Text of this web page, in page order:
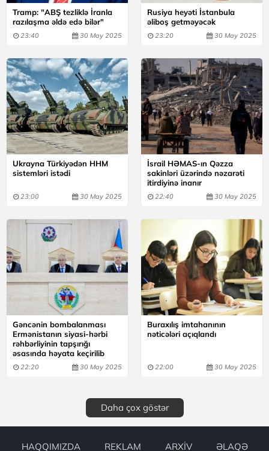
Tramp: "ABŞ tezliklə İranla
razılaşma əldə edə bilər"
23:40 30 May 2025
Rusiya heyəti İstanbula
əliboş getməyəcək
23:20 30 May 2025
Ukrayna Türkiyədən HHM
sistemləri istədi
23:00 30 May 2025
İsrail HƏMAS-ın Qəzza
sakinləri üzərində nəzarəti
itirdiyinə inanır
22:40 30 May 2025
Gəncənin bombalanması
Ermənistanın siyasi-hərbi
rəhbərliyinin tapşırığı
əsasında həyata keçirilib
22:20 30 May 2025
Buraxılış imtahanının
nəticələri açıqlandı
22:00 30 May 2025
Daha çox göstər
HAQQIMIZDA REKLAM ARXİV ƏLAQƏ